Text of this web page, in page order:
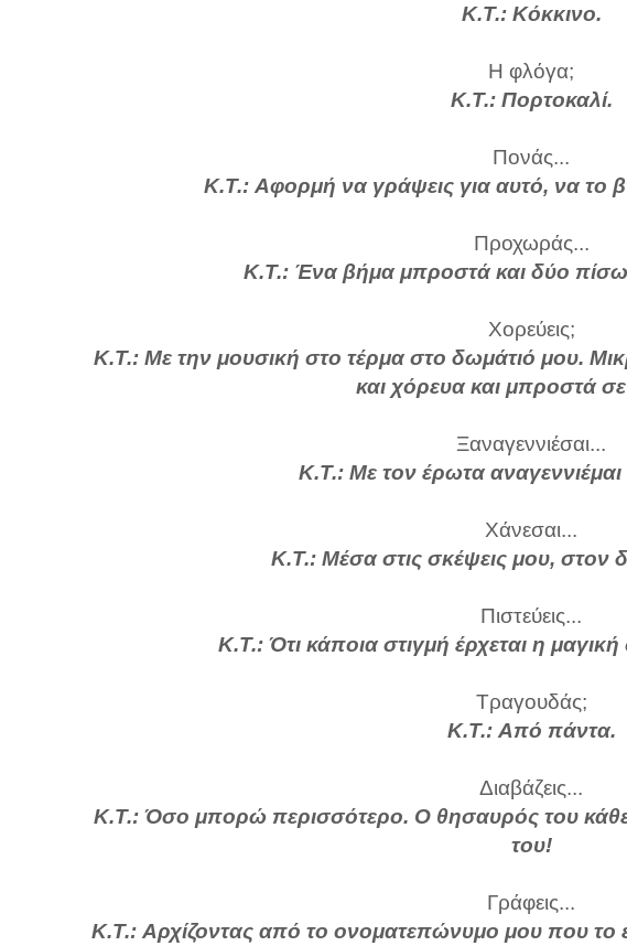
Κ.Τ.: Κόκκινο.
Η φλόγα;
Κ.Τ.: Πορτοκαλί.
Πονάς...
Κ.Τ.: Αφορμή να γράψεις για αυτό, να το
Προχωράς...
Κ.Τ.: Ένα βήμα μπροστά και δύο
Χορεύεις;
Κ.Τ.: Με την μουσική στο τέρμα στο δωμάτιό μου.
και χόρευα και μπροστά
Ξαναγεννιέσαι...
Κ.Τ.: Με τον έρωτα αναγεννιέμαι
Χάνεσαι...
Κ.Τ.: Μέσα στις σκέψεις μου, στον
Πιστεύεις...
Κ.Τ.: Ότι κάποια στιγμή έρχεται η
Τραγουδάς;
Κ.Τ.: Από πάντα.
Διαβάζεις...
Κ.Τ.: Όσο μπορώ περισσότερο. Ο θησαυρός του κάθε
του!
Γράφεις...
Κ.Τ.: Αρχίζοντας από το ονοματεπώνυμο μου που